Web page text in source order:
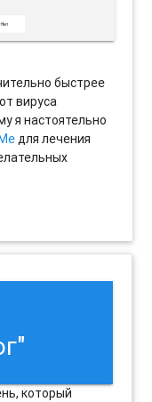
быстрее
вируса
я настоятельно
для лечения
который